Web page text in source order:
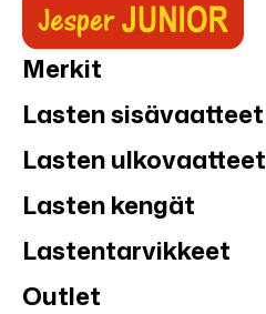
Merkit
Lasten sisävaatteet
Lasten ulkovaatteet
Lasten kengät
Lastentarvikkeet
Outlet